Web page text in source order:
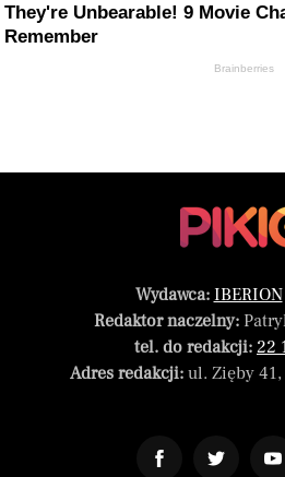
They're Unbearable! 9 Movie
Remember
Brainberries
Wydawca: IBERION
Redaktor naczelny:
tel. do redakcji: 22
Adres redakcji:ul. Zięby 41,